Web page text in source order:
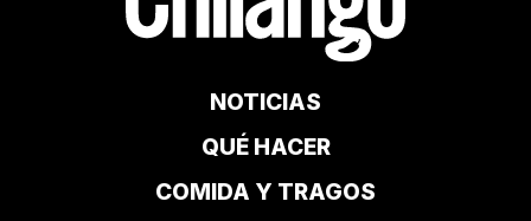
NOTICIAS
QUÉ HACER
COMIDA Y TRAGOS